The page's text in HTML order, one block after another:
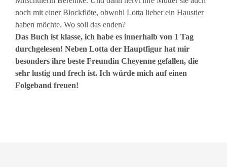
noch mit einer Blockflöte, obwohl Lotta lieber ein Haustier
haben möchte. Wo soll das enden?
Das Buch ist klasse, ich habe es innerhalb von 1 Tag
durchgelesen! Neben Lotta der Hauptfigur hat mir
besonders ihre beste Freundin Cheyenne gefallen, die
sehr lustig und frech ist. Ich würde mich auf einen
Folgeband freuen!